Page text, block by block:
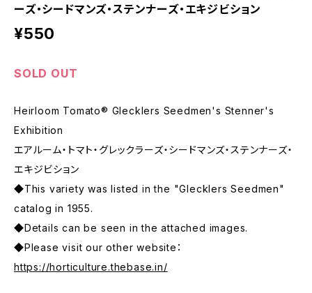
ーズ・シードマンズ・ステンナーズ・エキジビション
¥550
SOLD OUT
Heirloom Tomato® Glecklers Seedmen's Stenner's
Exhibition
エアルーム・トマト・グレックラーズ・シードマンズ・ステンナーズ・
エキジビション
◆This variety was listed in the "Glecklers Seedmen"
catalog in 1955.
◆Details can be seen in the attached images.
◆Please visit our other website：
https://horticulture.thebase.in/